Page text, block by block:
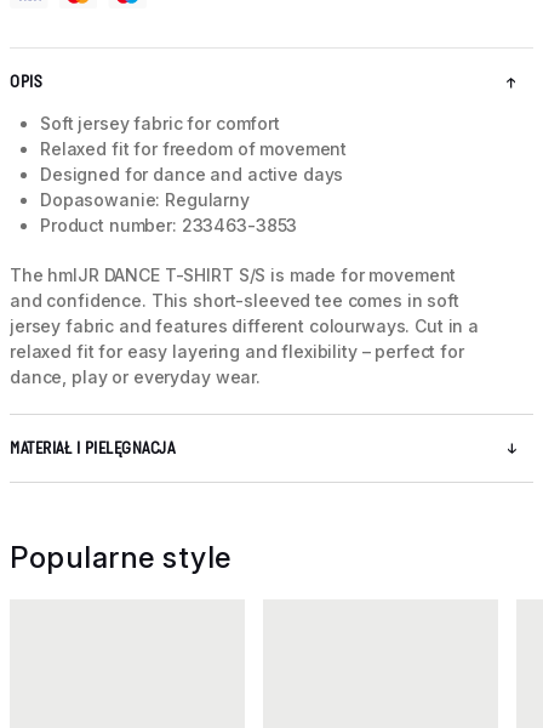
OPIS
Soft jersey fabric for comfort
Relaxed fit for freedom of movement
Designed for dance and active days
Dopasowanie: Regularny
Product number: 233463-3853
The hmlJR DANCE T-SHIRT S/S is made for movement
and confidence. This short-sleeved tee comes in soft
jersey fabric and features different colourways. Cut in a
relaxed fit for easy layering and flexibility – perfect for
dance, play or everyday wear.
MATERIAŁ I PIELĘGNACJA
Popularne style